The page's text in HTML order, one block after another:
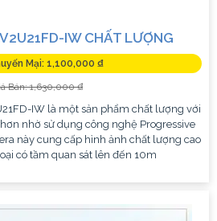
IW CHẤT LƯỢNG
Mại: 1,100,000 ₫
Bán: 1,630,000 ₫
IW là một sản phẩm chất lượng với
nhờ sử dụng công nghệ Progressive
này cung cấp hình ảnh chất lượng cao
có tầm quan sát lên đến 10m